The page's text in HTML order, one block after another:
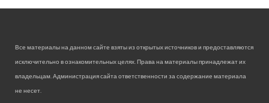
Все материалы на данном сайте взяты из открытых источников и предоставляются
исключительно в ознакомительных целях. Права на материалы принадлежат их
владельцам. Администрация сайта ответственности за содержание материала
не несет.